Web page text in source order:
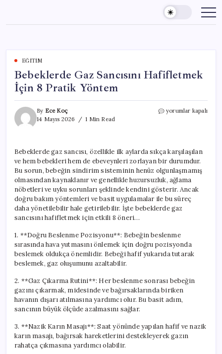
content
EĞITIM
Bebeklerde Gaz Sancısını Hafifletmek
İçin 8 Pratik Yöntem
By Ece Koç
14 Mayıs 2026
1 Min Read
Bebeklerde
8
Pratik
Yöntem
için
yorumlar kapalı
Bebeklerde gaz sancısı, özellikle ilk aylarda sıkça karşılaşılan
ve hem bebekleri hem de ebeveynleri zorlayan bir durumdur.
Bu sorun, bebeğin sindirim sisteminin henüz olgunlaşmamış
olmasından kaynaklanır ve genellikle huzursuzluk, ağlama
nöbetleri ve uyku sorunları şeklinde kendini gösterir. Ancak
doğru bakım yöntemleri ve basit uygulamalar ile bu süreç
daha yönetilebilir hale getirilebilir. İşte bebeklerde gaz
sancısını hafifletmek için etkili 8 öneri…
1. **Doğru Beslenme Pozisyonu**: Bebeğin beslenme
sırasında hava yutmasını önlemek için doğru pozisyonda
beslemek oldukça önemlidir. Bebeği hafif yukarıda tutarak
beslemek, gaz oluşumunu azaltabilir.
2. **Gaz Çıkarma Rutini**: Her beslenme sonrası bebeğin
gazını çıkarmak, midesinde ve bağırsaklarında biriken
havanın dışarı atılmasına yardımcı olur. Bu basit adım,
sancının büyük ölçüde azalmasını sağlar.
3. **Nazik Karın Masajı**: Saat yönünde yapılan hafif ve nazik
karın masajı, bağırsak hareketlerini destekleyerek gazın
rahatça çıkmasına yardımcı olabilir.